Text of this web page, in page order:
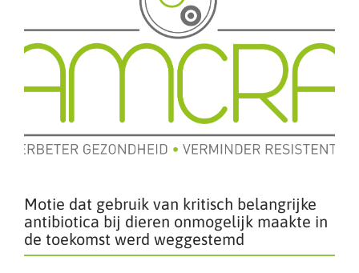
Motie dat gebruik van kritisch belangrijke
antibiotica bij dieren onmogelijk maakte in
de toekomst werd weggestemd